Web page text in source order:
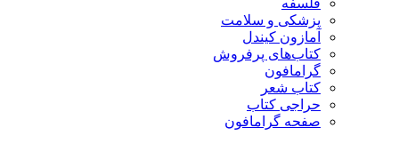
فلسفه
پزشکی و سلامت
آمازون کیندل
کتاب‌های پرفروش
گرامافون
کتاب شعر
حراجی کتاب
صفحه گرامافون